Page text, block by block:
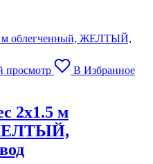
просмотр
В Избранное
2х1.5 м